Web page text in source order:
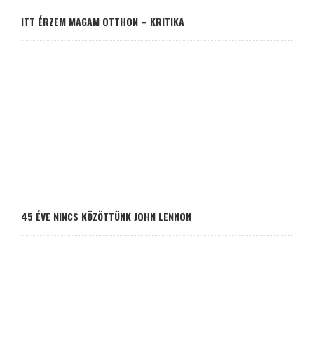
ITT ÉRZEM MAGAM OTTHON – KRITIKA
45 ÉVE NINCS KÖZÖTTÜNK JOHN LENNON